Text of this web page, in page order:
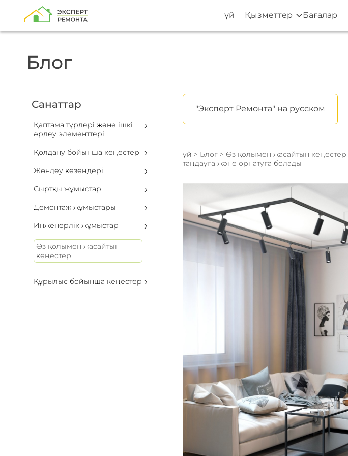
үй Қызметтер Бағалар
Блог
Санаттар
Қаптама түрлері және ішкі
әрлеу элементтері
Қолдану бойынша кеңестер
Жөндеу кезеңдері
Сыртқы жұмыстар
Демонтаж жұмыстары
Инженерлік жұмыстар
Өз қолымен жасайтын
кеңестер
Құрылыс бойынша кеңестер
"Эксперт Ремонта" на русском
үй > Блог> Өз қолымен жасайтын кеңестер
таңдауға және орнатуға болады